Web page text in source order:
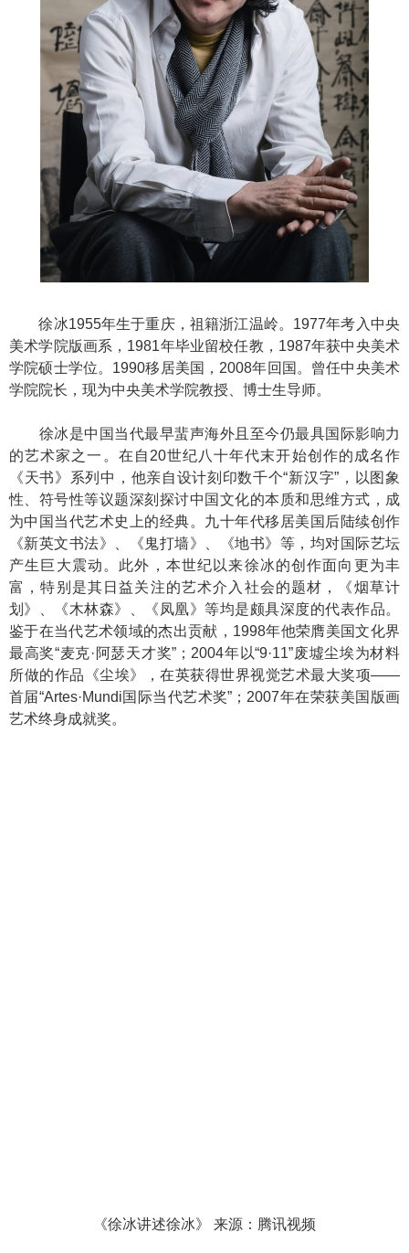
徐冰1955年生于重庆，祖籍浙江温岭。1977年考入中央
美术学院版画系，1981年毕业留校任教，1987年获中央美术
学院硕士学位。1990移居美国，2008年回国。曾任中央美术
学院院长，现为中央美术学院教授、博士生导师。
徐冰是中国当代最早蜚声海外且至今仍最具国际影响力
的艺术家之一。在自20世纪八十年代末开始创作的成名作
《天书》系列中，他亲自设计刻印数千个“新汉字”，以图象
性、符号性等议题深刻探讨中国文化的本质和思维方式，成
为中国当代艺术史上的经典。九十年代移居美国后陆续创作
《新英文书法》、《鬼打墙》、《地书》等，均对国际艺坛
产生巨大震动。此外，本世纪以来徐冰的创作面向更为丰
富，特别是其日益关注的艺术介入社会的题材，《烟草计
划》、《木林森》、《凤凰》等均是颇具深度的代表作品。
鉴于在当代艺术领域的杰出贡献，1998年他荣膺美国文化界
最高奖“麦克·阿瑟天才奖”；2004年以“9·11”废墟尘埃为材料
所做的作品《尘埃》，在英获得世界视觉艺术最大奖项——
首届“Artes·Mundi国际当代艺术奖”；2007年在荣获美国版画
艺术终身成就奖。
《徐冰讲述徐冰》 来源：腾讯视频